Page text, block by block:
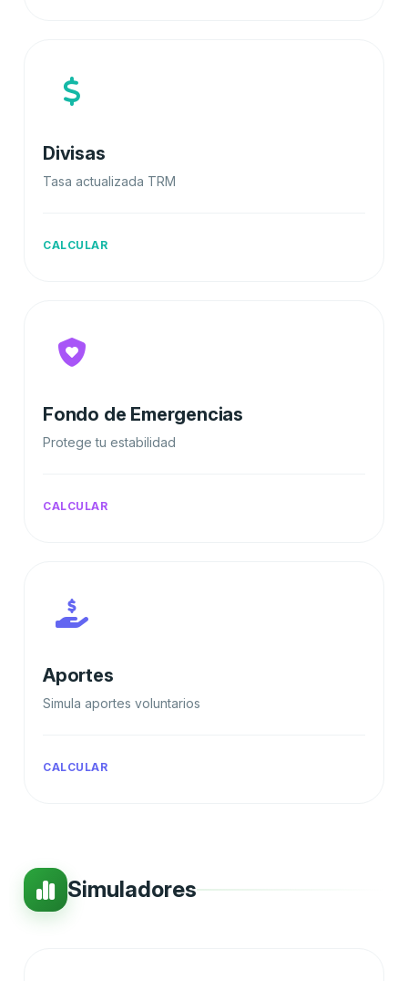
Divisas
Tasa actualizada TRM
CALCULAR
Fondo de Emergencias
Protege tu estabilidad
CALCULAR
Aportes
Simula aportes voluntarios
CALCULAR
Simuladores